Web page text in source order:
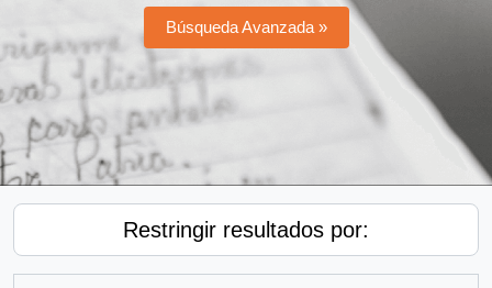
Búsqueda Avanzada »
Restringir resultados por: